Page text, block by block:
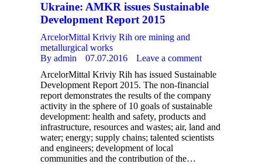
Ukraine: AMKR issues Sustainable
Development Report 2015
ArcelorMittal Kriviy Rih ore mining and
metallurgical works
By admin 07.07.2016
Leave a comment
ArcelorMittal Kriviy Rih has issued Sustainable
Development Report 2015. The non-financial
report demonstrates the results of the company
activity in the sphere of 10 goals of sustainable
development: health and safety, products and
infrastructure, resources and wastes; air, land and
water; energy; supply chains; talented scientists
and engineers; development of local
communities and the contribution of the…